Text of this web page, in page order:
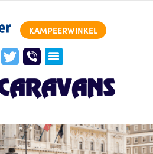
KAMPEERWINKEL